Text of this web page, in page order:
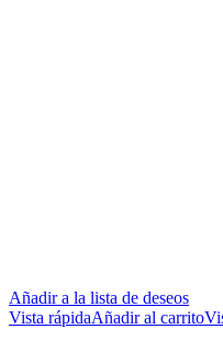
Añadir a la lista de deseos
Vista rápidaAñadir al carrito